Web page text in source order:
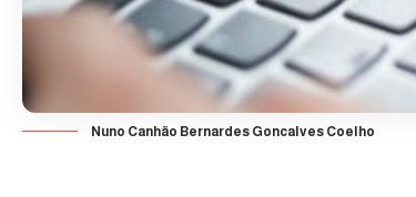
Nuno Canhão Bernardes Goncalves Coelho